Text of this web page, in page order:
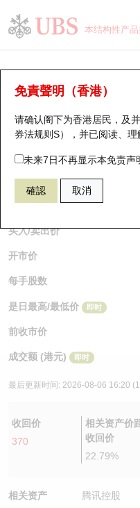
本结构性产
免責聲明（香港）
请确认阁下为香港居民，及
券法规则S），并已阅读、
未来7日不再显示本免责声
確認 取消
牛熊证分析仪
表现 街货统计 比较
63956 瑞银牛证
$0.239 0.021
买入/卖出价
开市价
每手股数
是日最高/最低价 即时
前收市价
成交额 (港元) 即时
最后更新时间: 2026-08-06 16:20
收回价
370
相关资产价
收回价
22.79%
相关资产 腾讯控股
瑞银认股证一览
新发行瑞银认股证
即将到期认股证
认股证到期结算价查找
认股证分析仪
认股证速算机
认股证/牛熊证日志
认股证文件及公告
街货统计
比较
牛熊全景快搜
牛熊证搜寻
牛熊证街货分布图
正股牛熊证列表
新发行瑞银牛熊证
已收回牛熊证剩余价值
牛熊证到期结算价查找
牛熊证分析仪
牛熊证文件及公告
街货统计
比较
十大升幅/跌幅
十大认股证成交分布
十天股证占大市成交
资金流
街货统计
三十大平均引伸波幅
正股分析仪
二十大活跃股份
恒指成份股
国指成份股
科指成份股
相关资产沽空
中资ETFs溢价比较
AH 股价对照
持股比重
显示所有持股比重
每月轮证大市专题
轮证专栏
讲座及教育短片
认股证投资者教育
牛熊证投资者教育
认股证牛熊证常问问题